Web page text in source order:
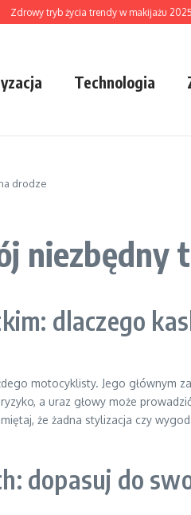
tryb życia trendy w makijażu 2025
Technologia
drodze
niezbędny
dlaczego
motocyklisty. Jego głównym
a uraz głowy może
że żadna stylizacja czy
dopasuj do